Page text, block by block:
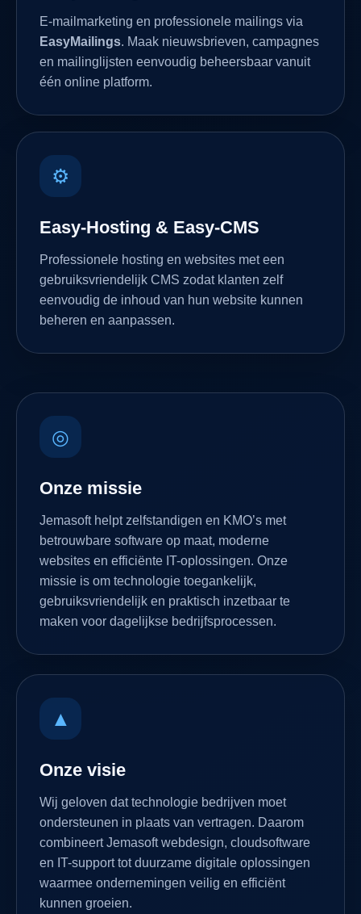
E-mailmarketing en professionele mailings via
EasyMailings. Maak nieuwsbrieven, campagnes
en mailinglijsten eenvoudig beheersbaar vanuit
één online platform.
⚙
Easy-Hosting & Easy-CMS
Professionele hosting en websites met een
gebruiksvriendelijk CMS zodat klanten zelf
eenvoudig de inhoud van hun website kunnen
beheren en aanpassen.
◎
Onze missie
Jemasoft helpt zelfstandigen en KMO’s met
betrouwbare software op maat, moderne
websites en efficiënte IT-oplossingen. Onze
missie is om technologie toegankelijk,
gebruiksvriendelijk en praktisch inzetbaar te
maken voor dagelijkse bedrijfsprocessen.
▲
Onze visie
Wij geloven dat technologie bedrijven moet
ondersteunen in plaats van vertragen. Daarom
combineert Jemasoft webdesign, cloudsoftware
en IT-support tot duurzame digitale oplossingen
waarmee ondernemingen veilig en efficiënt
kunnen groeien.